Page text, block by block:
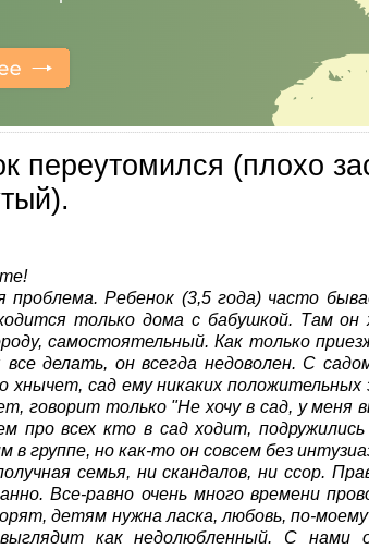
переутомился (плохо
проблема. Ребенок (3,5 года) часто
только дома с бабушкой. Там
самостоятельный. Как только
все делать, он всегда недоволен. С
хнычет, сад ему никаких
говорит только "Не хочу в сад, у
про всех кто в сад ходит,
в группе, но как-то он совсем без
семья, ни скандалов, ни ссор.
Все-равно очень много времени
детям нужна ласка, любовь, по-
как недолюбленный. С